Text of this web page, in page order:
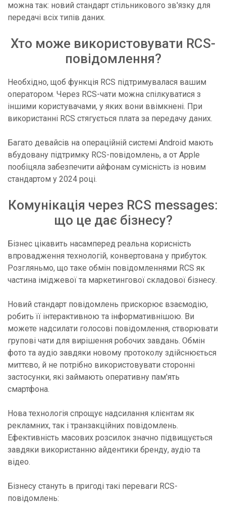
можна так: новий стандарт стільникового зв'язку для
передачі всіх типів даних.
Хто може використовувати RCS-
повідомлення?
Необхідно, щоб функція RCS підтримувалася вашим
оператором. Через RCS-чати можна спілкуватися з
іншими користувачами, у яких вони ввімкнені. При
використанні RCS стягується плата за передачу даних.
Багато девайсів на операційній системі Android мають
вбудовану підтримку RCS-повідомлень, а от Apple
пообіцяла забезпечити айфонам сумісність із новим
стандартом у 2024 році.
Комунікація через RCS messages:
що це дає бізнесу?
Бізнес цікавить насамперед реальна корисність
впровадження технологій, конвертована у прибуток.
Розгляньмо, що таке обмін повідомленнями RCS як
частина іміджевої та маркетингової складової бізнесу.
Новий стандарт повідомлень прискорює взаємодію,
робить її інтерактивною та інформативнішою. Ви
можете надсилати голосові повідомлення, створювати
групові чати для вирішення робочих завдань. Обмін
фото та аудіо завдяки новому протоколу здійснюється
миттєво, й не потрібно використовувати сторонні
застосунки, які займають оперативну пам'ять
смартфона.
Нова технологія спрощує надсилання клієнтам як
рекламних, так і транзакційних повідомлень.
Ефективність масових розсилок значно підвищується
завдяки використанню айдентики бренду, аудіо та
відео.
Бізнесу стануть в пригоді такі переваги RCS-
повідомлень: